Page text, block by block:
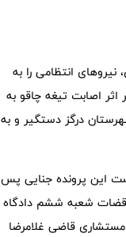
انتظامی را به
اصابت تیغه چاقو به
درگز دستگیر و به
این پرونده جنایی پس
قضات شعبه ششم دادگاه
قاضی غلامرضا